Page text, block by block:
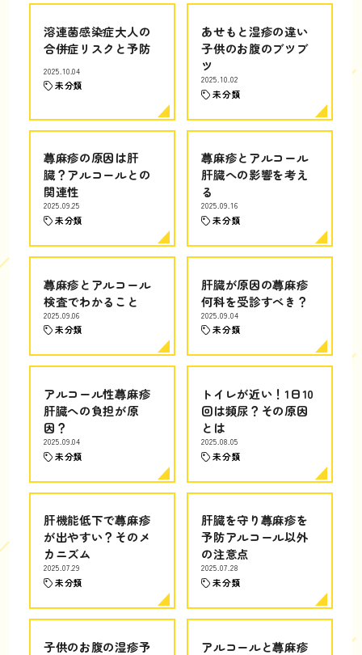
溶連菌感染症大人の
合併症リスクと予防
2025.10.04
未分類
あせもと湿疹の違い
子供のお腹のブツブ
ツ
2025.10.02
未分類
蕁麻疹の原因は肝
臓？アルコールとの
関連性
2025.09.25
未分類
蕁麻疹とアルコール
肝臓への影響を考え
る
2025.09.16
未分類
蕁麻疹とアルコール
検査でわかること
2025.09.06
未分類
肝臓が原因の蕁麻疹
何科を受診すべき？
2025.09.04
未分類
アルコール性蕁麻疹
肝臓への負担が原
因？
2025.09.04
未分類
トイレが近い！1日10
回は頻尿？その原因
とは
2025.08.05
未分類
肝機能低下で蕁麻疹
が出やすい？そのメ
カニズム
2025.07.29
未分類
肝臓を守り蕁麻疹を
予防アルコール以外
の注意点
2025.07.28
未分類
子供のお腹の湿疹予
アルコールと蕁麻疹